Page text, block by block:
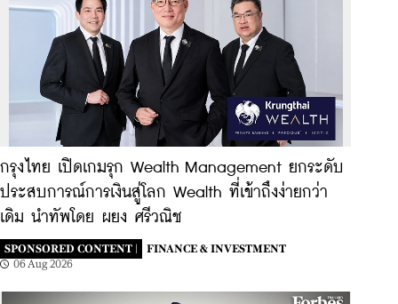
กรุงไทย เปิดเกมรุก Wealth Management ยกระดับ
ประสบการณ์การเงินสู่โลก Wealth ที่เข้าถึงง่ายกว่า
เดิม นำทัพโดย ผยง ศรีวณิช
SPONSORED CONTENT |
FINANCE & INVESTMENT
06 Aug 2026